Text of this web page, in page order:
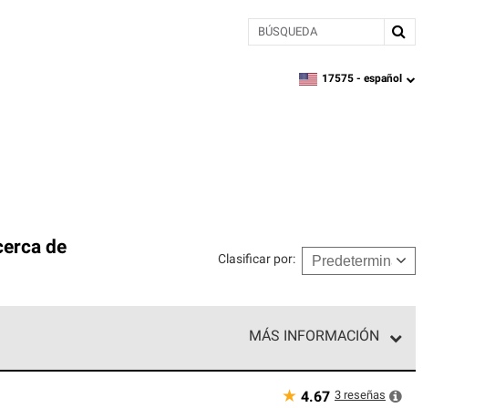
BÚSQUEDA
zipcode, language
17575 - español
de
Clasificar por:
MÁS INFORMACIÓN
y destreza incomparable. Solo ellos pueden
★ 4.67 3 reseñas